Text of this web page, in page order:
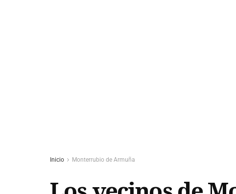
Inicio Monterrubio de Armuña